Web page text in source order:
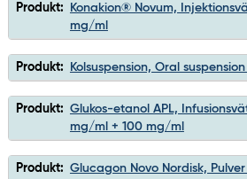
Produkt:
Konakion® Novum,
mg/ml
Produkt: Kolsuspension, Oral
Produkt: Glukos-etanol APL,
mg/ml + 100 mg/ml
Produkt: Glucagon Novo Nordisk, Pulver